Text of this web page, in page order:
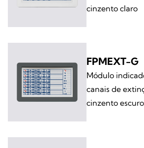
cinzento claro
FPMEXT-G
Módulo
canais de
cinzento escuro